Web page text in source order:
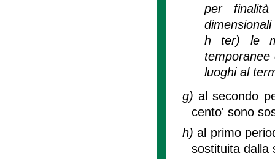
per
h ter) le
luoghi al
g) al secondo
cento' sono
h)al primo
sostituita